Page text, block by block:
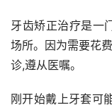
牙齿矫正治疗是一
场所。因为需要花
诊,遵从医嘱。
刚开始戴上牙套可